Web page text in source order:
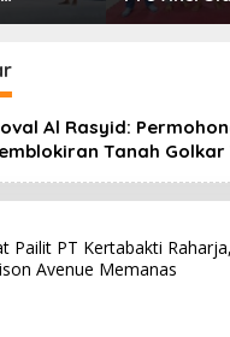
Bertarung
Al Rasyid:
Tanah
Pailit PT Kertabakti
Avenue Memanas